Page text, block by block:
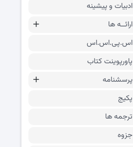
ادبیات و پیشینه
ارائــه ها
اس.پی.اس.اس
پاورپوینت کتاب
پرسشنامه
پکیج
ترجمه ها
جزوه